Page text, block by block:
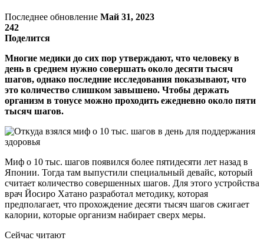
Последнее обновление Май 31, 2023
242
Поделится
Многие медики до сих пор утверждают, что человеку в
день в среднем нужно совершать около десяти тысяч
шагов, однако последние исследования показывают, что
это количество слишком завышено. Чтобы держать
организм в тонусе можно проходить ежедневно около пяти
тысяч шагов.
Миф о 10 тыс. шагов появился более пятидесяти лет назад в
Японии. Тогда там выпустили специальный девайс, который
считает количество совершенных шагов. Для этого устройства
врач Йосиро Хатано разработал методику, которая
предполагает, что прохождение десяти тысяч шагов сжигает
калории, которые организм набирает сверх меры.
Сейчас читают